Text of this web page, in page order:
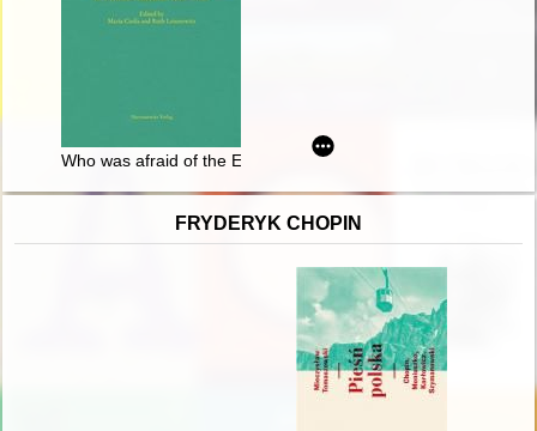
Who was afraid of the East? : German discovery of Polish
FRYDERYK CHOPIN